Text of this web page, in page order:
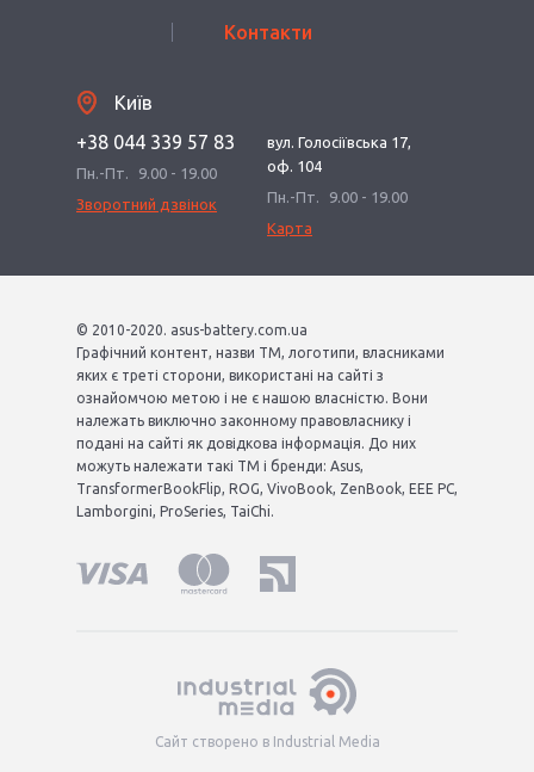
Контакти
Київ
+38 044 339 57 83
Пн.-Пт.
9.00 - 19.00
Зворотний дзвінок
вул. Голосіївська 17,
оф. 104
Пн.-Пт.
9.00 - 19.00
Карта
© 2010-2020. asus-battery.com.ua
Графічний контент, назви ТМ, логотипи, власниками
яких є треті сторони, використані на сайті з
ознайомчою метою і не є нашою власністю. Вони
належать виключно законному правовласнику і
подані на сайті як довідкова інформація. До них
можуть належати такі ТМ і бренди: Asus,
TransformerBookFlip, ROG, VivoBook, ZenBook, EEE PC,
Lamborgini, ProSeries, TaiChi.
Сайт створено в Industrial Media